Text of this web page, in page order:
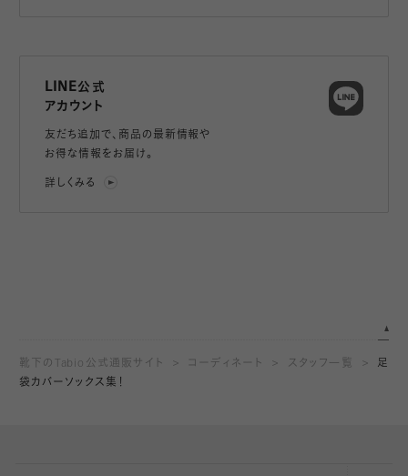
LINE公式
アカウント
友だち追加で、 商品の最新情報や
お得な情報をお届け。
詳しくみる
靴下のTabio公式通販サイト コーディネート スタッフ一覧
足
袋カバーソックス集！